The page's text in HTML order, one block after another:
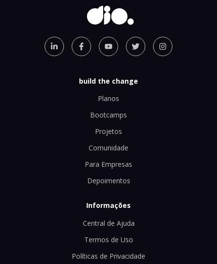
build the change
Planos
Bootcamps
Projetos
Comunidade
Para Empresas
Depoimentos
Informações
Central de Ajuda
Termos de Uso
Políticas de Privacidade